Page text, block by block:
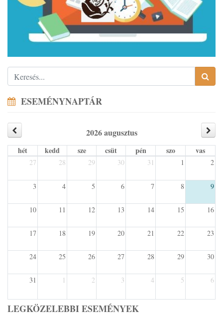
ESEMÉNYNAPTÁR
2026 augusztus
hét kedd sze csüt pén szo vas
27 28 29 30 31 1 2
3 4 5 6 7 8 9
10 11 12 13 14 15 16
17 18 19 20 21 22 23
24 25 26 27 28 29 30
31 1 2 3 4 5 6
LEGKÖZELEBBI ESEMÉNYEK